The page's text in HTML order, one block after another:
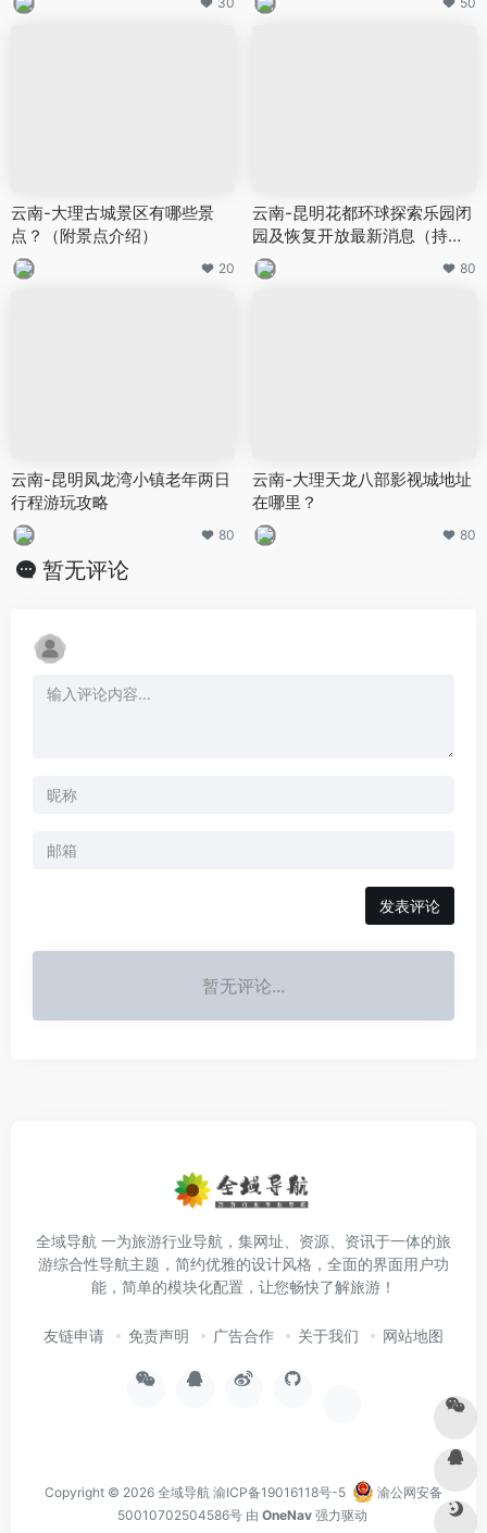
云南-大理古城景区有哪些景
点？（附景点介绍）
20
云南-昆明花都环球探索乐园闭
园及恢复开放最新消息（持续
更新）
80
云南-昆明凤龙湾小镇老年两日
行程游玩攻略
80
云南-大理天龙八部影视城地址
在哪里？
80
暂无评论
发表评论
暂无评论...
全域导航 一为旅游行业导航，集网址、资源、资讯于一体的旅
游综合性导航主题，简约优雅的设计风格，全面的界面用户功
能，简单的模块化配置，让您畅快了解旅游！
友链申请 免责声明 广告合作 关于我们 网站地图
Copyright © 2026 全域导航 渝ICP备19016118号-5
渝公网安备
50010702504586号由 OneNav 强力驱动